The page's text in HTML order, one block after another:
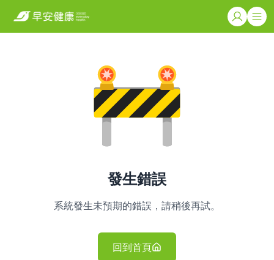
發生錯誤
系統發生未預期的錯誤，請稍後再試。
回到首頁